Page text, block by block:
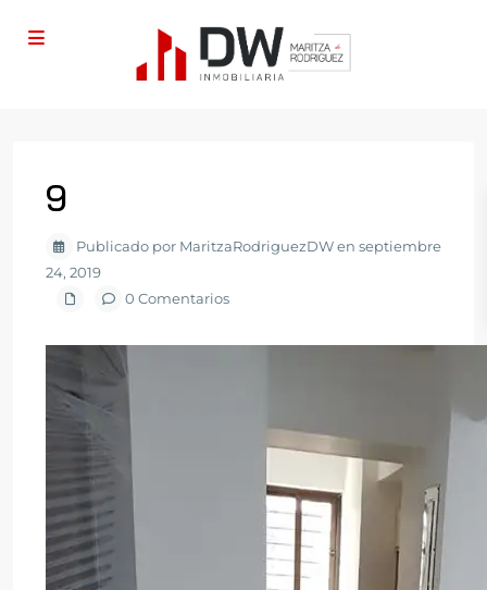
9
Publicado por MaritzaRodriguezDW en septiembre
24, 2019
0 Comentarios